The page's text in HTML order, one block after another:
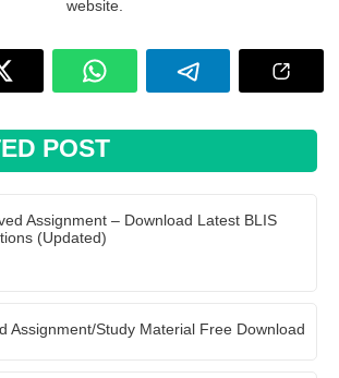
website.
POST
Assignment – Download Latest BLIS
(Updated)
Assignment/Study Material Free Download